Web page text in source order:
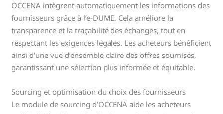
OCCENA intègrent automatiquement les informations des
fournisseurs grâce à l’e-DUME. Cela améliore la
transparence et la traçabilité des échanges, tout en
respectant les exigences légales. Les acheteurs bénéficient
ainsi d’une vue d’ensemble claire des offres soumises,
garantissant une sélection plus informée et équitable.
Sourcing et optimisation du choix des fournisseurs
Le module de sourcing d’OCCENA aide les acheteurs